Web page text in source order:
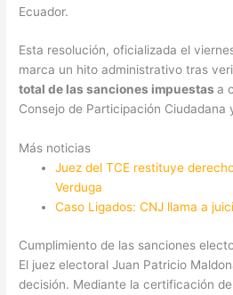
Ecuador.
Esta resolución, oficializada el
marca un hito administrativo tras
total de las sanciones impuestasa
Consejo de Participación Ciudadana
Más noticias
Juez del TCE restituye
Verduga
Caso Ligados: CNJ llama a
Cumplimiento de las sanciones
El juez electoral Juan Patricio
decisión. Mediante la certificación